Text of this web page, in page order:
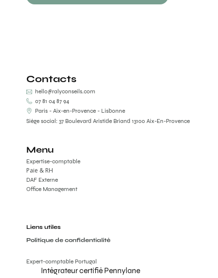
Contacts
hello@ralyconseils.com
07 81 04 87 94
Paris - Aix-en-Provence - Lisbonne
Siège social: 37 Boulevard Aristide Briand 13100 Aix-En-Provence
Menu
Expertise-comptable
DAF Externe
Office Management
Paie & RH
Liens utiles
Politique de confidentialité
Expert-comptable Portugal
Intégrateur certifié Pennylane